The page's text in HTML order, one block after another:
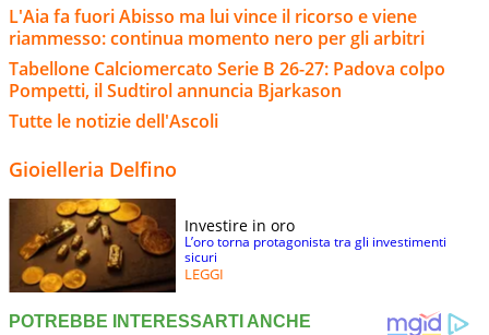
L'Aia fa fuori Abisso ma lui vince il ricorso e viene
riammesso: continua momento nero per gli arbitri
Tabellone Calciomercato Serie B 26-27: Padova colpo
Pompetti, il Sudtirol annuncia Bjarkason
Tutte le notizie dell'Ascoli
Gioielleria Delfino
Investire in oro
L’oro torna protagonista tra gli investimenti
sicuri
LEGGI